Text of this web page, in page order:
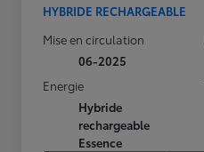
HYBRIDE RECHARGEABLE
Mise en circulation
06-2025
Energie
Hybride
rechargeable
Essence